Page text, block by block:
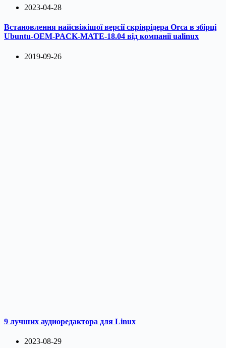
2023-04-28
Встановлення найсвіжішої версії скрінрідера Orca в збірці
Ubuntu-OEM-PACK-MATE-18.04 від компанії ualinux
2019-09-26
9 лучших аудиоредактора для Linux
2023-08-29